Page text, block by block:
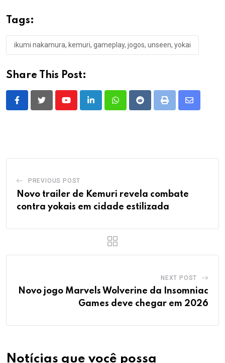
Tags:
ikumi nakamura, kemuri, gameplay, jogos, unseen, yokai
Share This Post:
YoutubeLinkedInWhatsappRedditPrint
Share
PREVIOUS POST
Novo trailer de Kemuri revela combate
contra yokais em cidade estilizada
NEXT POST
Novo jogo Marvels Wolverine da Insomniac
Games deve chegar em 2026
Notícias que você possa